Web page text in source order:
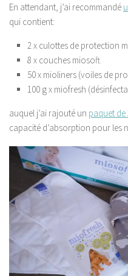
En attendant, j’ai recommandé
qui contient:
2 x culottes de protection
8 x couches miosoft
50 x mioliners (voiles de
100 g x miofresh
auquel j’ai rajouté un paquet
capacité d’absorption pour les